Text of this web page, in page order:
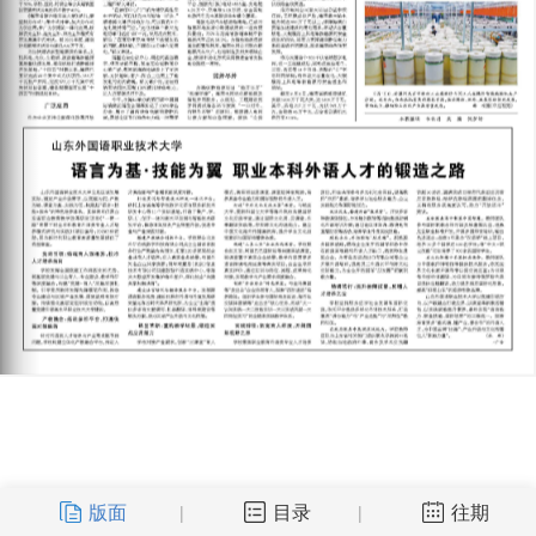
版面 | 目录 | 往期